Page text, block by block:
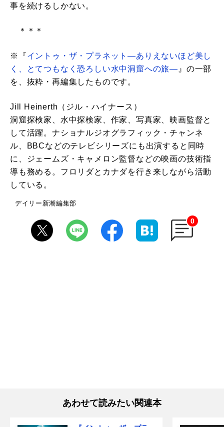
事を続けるしかない。
＊＊＊
※『イントゥ・ザ・プラネット―ありえないほど美し
く、とてつもなく恐ろしい水中洞窟への旅― 』の一部
を、抜粋・再編集したものです。
Jill Heinerth（ジル・ハイナース）
洞窟探検家、水中探検家、作家、写真家、映画監督と
して活躍。ナショナルジオグラフィック・チャンネ
ル、BBCなどのテレビシリーズにも出演すると同時
に、ジェームズ・キャメロン監督などの映画の技術指
導も務める。フロリダとカナダを行き来しながら活動
している。
デイリー新潮編集部
0
あわせて読みたい関連本